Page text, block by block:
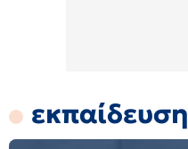
εκπαίδευση